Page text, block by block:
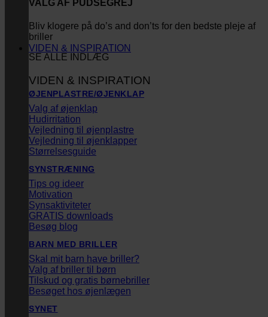
VALG AF PUDSEGREJ
Bliv klogere på do’s and don’ts for den bedste pleje af
briller
SE ALLE INDLÆG
VIDEN & INSPIRATION
VIDEN & INSPIRATION
ØJENPLASTRE/ØJENKLAP
Valg af øjenklap
Hudirritation
Vejledning til øjenplastre
Vejledning til øjenklapper
Størrelsesguide
SYNSTRÆNING
Tips og ideer
Motivation
Synsaktiviteter
GRATIS downloads
Besøg blog
BARN MED BRILLER
Skal mit barn have briller?
Valg af briller til børn
Tilskud og gratis børnebriller
Besøget hos øjenlægen
SYNET